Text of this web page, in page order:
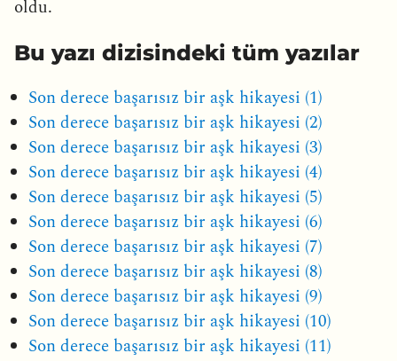
oldu.
Bu yazı dizisindeki tüm yazılar
Son derece başarısız bir aşk hikayesi (1)
Son derece başarısız bir aşk hikayesi (2)
Son derece başarısız bir aşk hikayesi (3)
Son derece başarısız bir aşk hikayesi (4)
Son derece başarısız bir aşk hikayesi (5)
Son derece başarısız bir aşk hikayesi (6)
Son derece başarısız bir aşk hikayesi (7)
Son derece başarısız bir aşk hikayesi (8)
Son derece başarısız bir aşk hikayesi (9)
Son derece başarısız bir aşk hikayesi (10)
Son derece başarısız bir aşk hikayesi (11)